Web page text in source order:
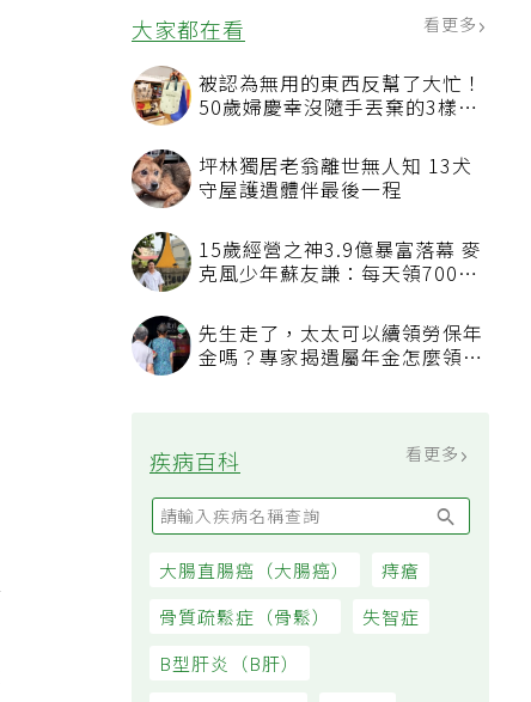
大家都在看
被認為無用的東西反幫了大忙！
50歲婦慶幸沒隨手丟棄的3樣物
坪林獨居老翁離世無人知 13犬
守屋護遺體伴最後一程
15歲經營之神3.9億暴富落幕 麥
克風少年蘇友謙：每天領700元
先生走了，太太可以續領勞保年
疾病百科